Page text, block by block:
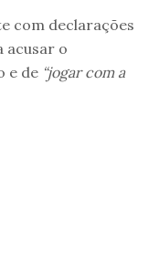
com declarações
acusar o
e de “jogar com a